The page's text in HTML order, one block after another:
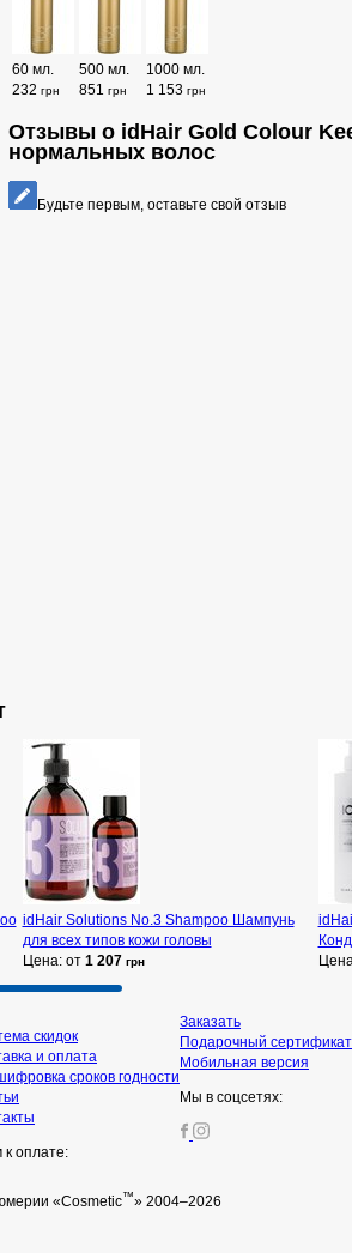
60 мл.
232 грн
500 мл.
851 грн
1000 мл.
1 153 грн
Отзывы о idHair Gold Colour
нормальных волос
Будьте первым, оставьте свой отзыв
idHair Solutions No.3 Shampoo Шампунь
для всех типов кожи головы
Цена: от 1 207 грн
скидок
и оплата
сроков годности
оплате:
Заказать
Подарочный сертификат
Мобильная версия
Мы в соцсетях:
«Cosmetic™» 2004–2026